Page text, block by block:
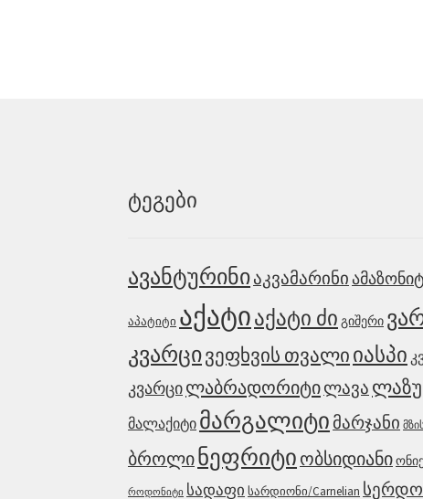
ტეგები
ავანტურინიაკვამარინი
აპატიტი აქატიაქატი ძი გიშერი
კვარცივეფხვის თვალიიასპი
კვარცილაბრადორიტილავა
მალაქიტი მარგალიტი მარჯანი
ბროლინეფრიტი ობსიდიანი
როდონიტი სადაფი სარდიონი/Carnelian